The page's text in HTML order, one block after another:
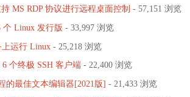
页
MS RDP 协议进行远程桌面控制 - 57,151 浏览
个 Linux 发行版 - 33,997 浏览
运行 Linux- 25,218 浏览
个终极 SSH 客户端- 22,400 浏览
的最佳文本编辑器[2021版] - 21,433 浏览